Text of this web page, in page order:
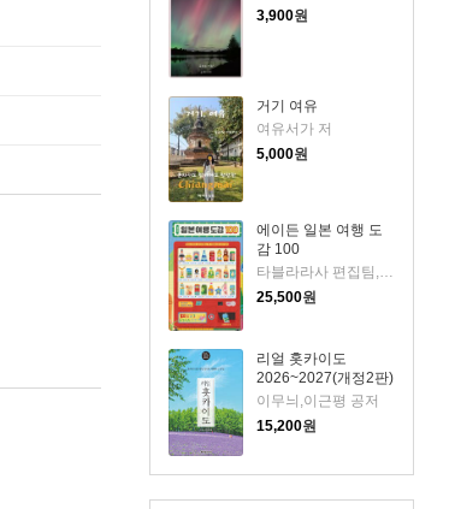
3,900원
거기 여유
여유서가 저
5,000원
에이든 일본 여행 도
감 100
타블라라사 편집팀,이정기 공저
25,500원
리얼 홋카이도
2026~2027(개정2판)
이무늬,이근평 공저
15,200원